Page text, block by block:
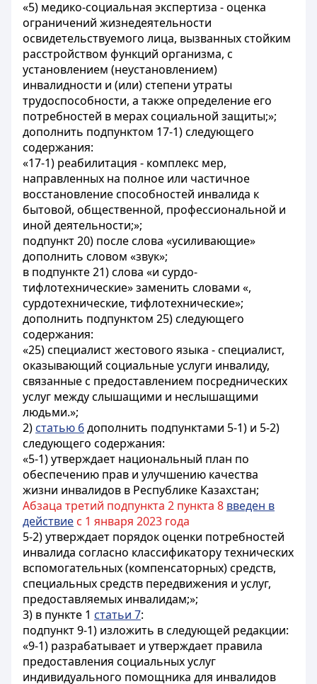
«5) медико-социальная экспертиза - оценка
ограничений жизнедеятельности
освидетельствуемого лица, вызванных стойким
расстройством функций организма, с
установлением (неустановлением)
инвалидности и (или) степени утраты
трудоспособности, а также определение его
потребностей в мерах социальной защиты;»;
дополнить подпунктом 17-1) следующего
содержания:
«17-1) реабилитация - комплекс мер,
направленных на полное или частичное
восстановление способностей инвалида к
бытовой, общественной, профессиональной и
иной деятельности;»;
подпункт 20) после слова «усиливающие»
дополнить словом «звук»;
в подпункте 21) слова «и сурдо-
тифлотехнические» заменить словами «,
сурдотехнические, тифлотехнические»;
дополнить подпунктом 25) следующего
содержания:
«25) специалист жестового языка - специалист,
оказывающий социальные услуги инвалиду,
связанные с предоставлением посреднических
услуг между слышащими и неслышащими
людьми.»;
2) статью 6дополнить подпунктами 5-1) и 5-2)
следующего содержания:
«5-1) утверждает национальный план по
обеспечению прав и улучшению качества
жизни инвалидов в Республике Казахстан;
Абзаца третий подпункта 2 пункта 8 введен в
действие с 1 января 2023 года
5-2) утверждает порядок оценки потребностей
инвалида согласно классификатору технических
вспомогательных (компенсаторных) средств,
специальных средств передвижения и услуг,
предоставляемых инвалидам;»;
3) в пункте 1 статьи 7:
подпункт 9-1) изложить в следующей редакции:
«9-1) разрабатывает и утверждает правила
предоставления социальных услуг
индивидуального помощника для инвалидов